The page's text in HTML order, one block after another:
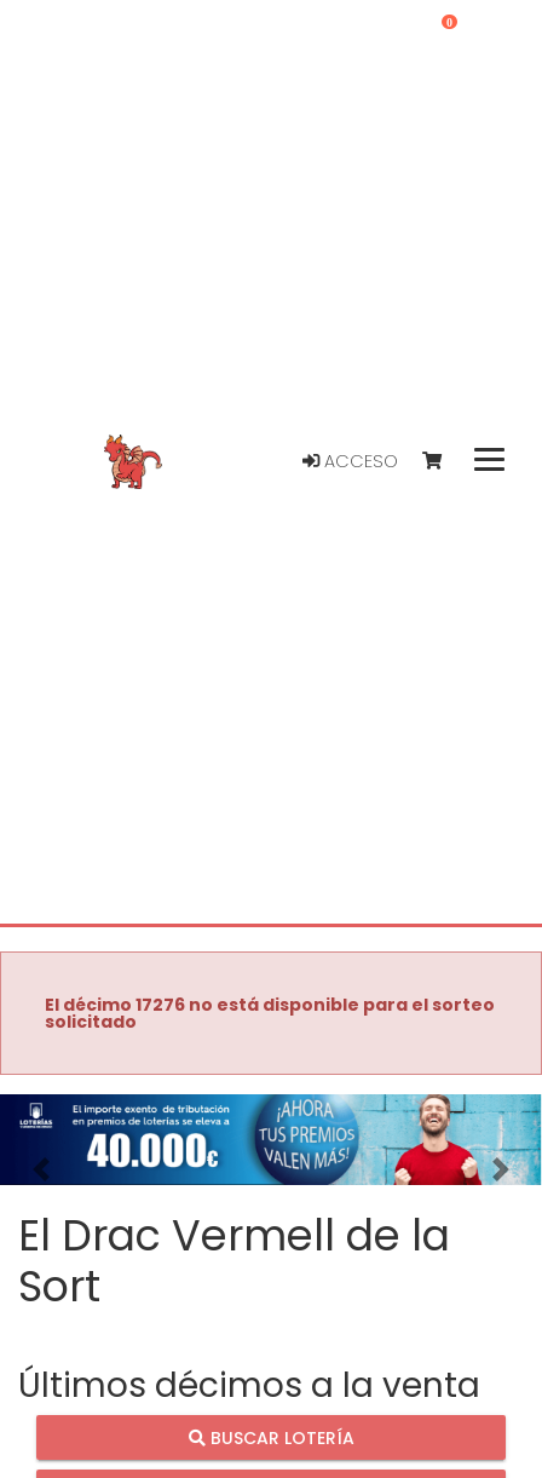
ACCESO
0
El décimo 17276 no está disponible para el sorteo
solicitado
Imagen anterior
El Drac Vermell de la
Sort
Últimos décimos a la venta
BUSCAR LOTERÍA